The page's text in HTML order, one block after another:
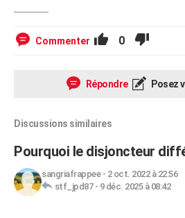
Commenter 0
Répondre Posez
Discussions similaires
Pourquoi le disjoncteur
sangriafrappee- 2 oct. 2022 à 22:56
stf_jpd87- 9 déc. 2025 à 08:42